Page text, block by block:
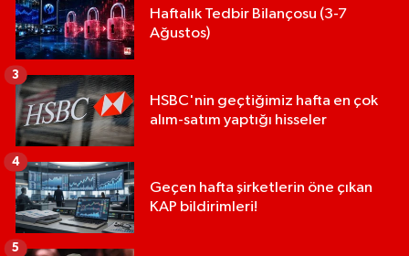
Haftalık Tedbir Bilançosu (3-7
Ağustos)
HSBC'nin geçtiğimiz hafta en çok
alım-satım yaptığı hisseler
3
Geçen hafta şirketlerin öne çıkan
KAP bildirimleri!
4
5